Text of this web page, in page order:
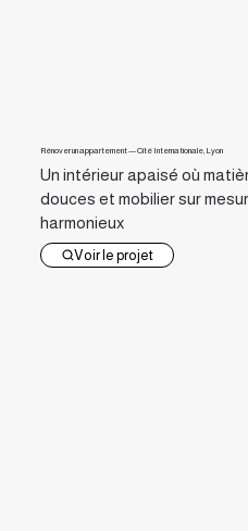
Rénover un appartement — Cité Internationale, Lyon
Un intérieur apaisé où
douces et mobilier sur
harmonieux
Voir le projet